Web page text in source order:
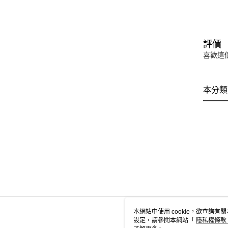
評價
喜歡這
本分
本網站中使用 cookie，欲查詢有
設定，請參閱本網站「 隱私權條款